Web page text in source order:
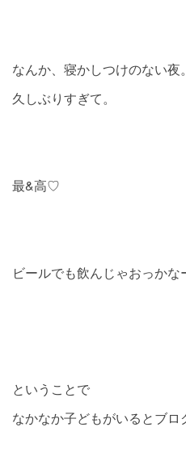
なんか、寝かしつけのない夜。
久しぶりすぎて。
最&高♡
ビールでも飲んじゃおっかな
ということで
なかなか子どもがいるとブ